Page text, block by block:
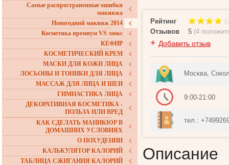
Самые распространенные ошибки
макияжа
Новогодний макияж 2014
Косметика премиум VS люкс
КЕФИР
КОСМЕТИЧЕСКИЙ КРЕМ
МАСКИ ДЛЯ КОЖИ ЛИЦА
ЛОСЬОНЫ И ТОНИКИ ДЛЯ ЛИЦА
МАССАЖ ДЛЯ ЛИЦА И ШЕИ
ГИМНАСТИКА ЛИЦА
ДЕКОРАТИВНАЯ КОСМЕТИКА -
ПОЛЬЗА ИЛИ ВРЕД
КАК СДЕЛАТЬ МАНИКЮР В
ДОМАШНИХ УСЛОВИЯХ
О ПОХУДЕНИИ
КАЛЬКУЛЯТОР КАЛОРИЙ
ТАБЛИЦА СЖИГАНИЯ КАЛОРИЙ
Рейтинг
Отзывов
5 (4
+ Добавить отзыв
Москва,
9:00-21:00
тел.:
Описание